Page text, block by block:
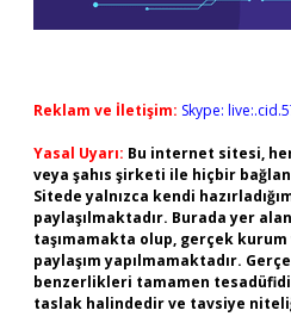
Reklam ve İletişim: Skype:
Yasal Uyarı: Bu internet sitesi,
veya şahıs şirketi ile hiçbir
Sitede yalnızca kendi
paylaşılmaktadır. Burada yer
taşımamakta olup, gerçek
paylaşım yapılmamaktadır.
benzerlikleri tamamen
taslak halindedir ve tavsiye